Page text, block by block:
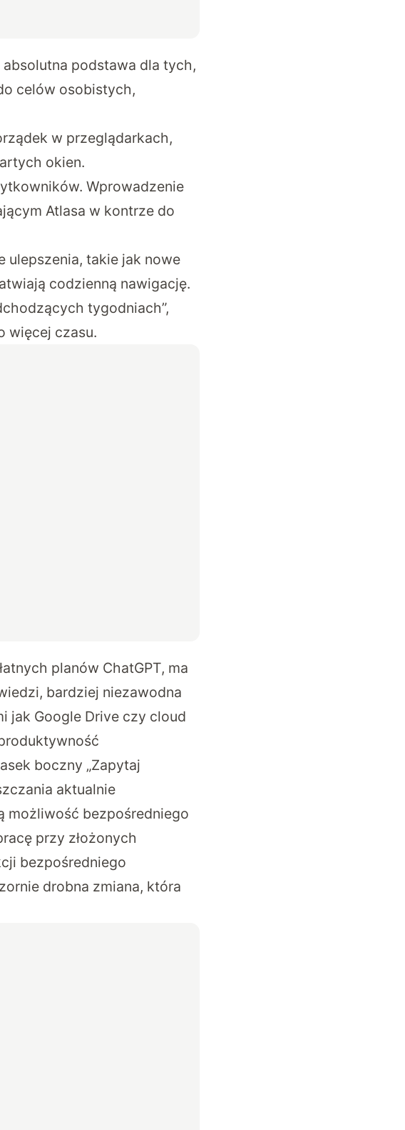
podstawa dla tych,
celów osobistych,
w przeglądarkach,
okien.
Wprowadzenie
Atlasa w kontrze do
ulepszenia, takie jak nowe
codzienną nawigację.
tygodniach”,
więcej czasu.
planów ChatGPT, ma
bardziej niezawodna
jak Google Drive czy cloud
boczny „Zapytaj
aktualnie
możliwość bezpośredniego
przy złożonych
bezpośredniego
drobna zmiana, która